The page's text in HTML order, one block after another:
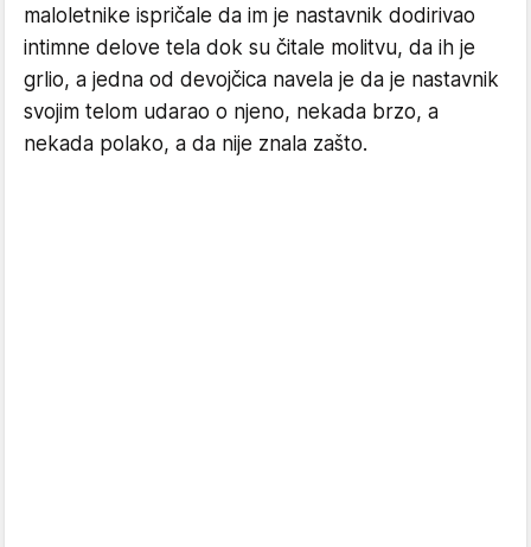
maloletnike ispričale da im je nastavnik dodirivao
intimne delove tela dok su čitale molitvu, da ih je
grlio, a jedna od devojčica navela je da je nastavnik
svojim telom udarao o njeno, nekada brzo, a
nekada polako, a da nije znala zašto.